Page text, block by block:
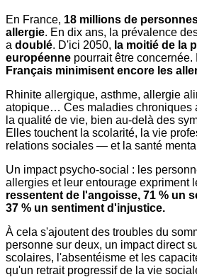
En France, 18 millions de
allergie. En dix ans, la prévalence
a doublé. D'ici 2050, la moitié de la
européenne pourrait être concernée.
Français minimisent encore les
Rhinite allergique, asthme, allergie
atopique… Ces maladies chroniques
la qualité de vie, bien au-delà des
Elles touchent la scolarité, la vie
relations sociales — et la santé
Un impact psycho-social : les
allergies et leur entourage expriment
ressentent de l'angoisse, 71 % un
37 % un sentiment d'injustice.
À cela s'ajoutent des troubles du
personne sur deux, un impact direct
scolaires, l'absentéisme et les
qu'un retrait progressif de la vie